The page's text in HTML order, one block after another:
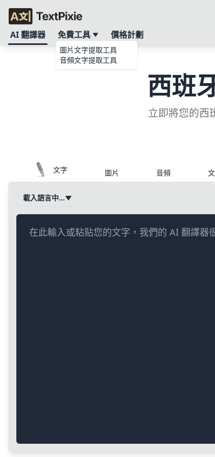
AI 翻譯器 免費工具
圖片文字提取工具
音頻文字提取工具
價格計劃
西班
立即將您的西
文字 圖片 音頻
載入語言中…